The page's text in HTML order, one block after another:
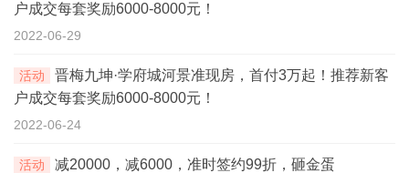
户成交每套奖励6000-8000元！
2022-06-29
活动
晋梅九坤·学府城河景准现房，首付3万起！推荐新客
户成交每套奖励6000-8000元！
2022-06-24
活动 减20000，减6000，准时签约99折，砸金蛋